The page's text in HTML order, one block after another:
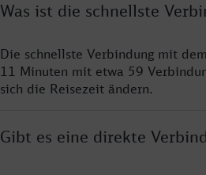
Was ist die schnellste
Die schnellste Verbindung mit
11 Minuten mit etwa 59
sich die Reisezeit ändern.
Gibt es eine direkte